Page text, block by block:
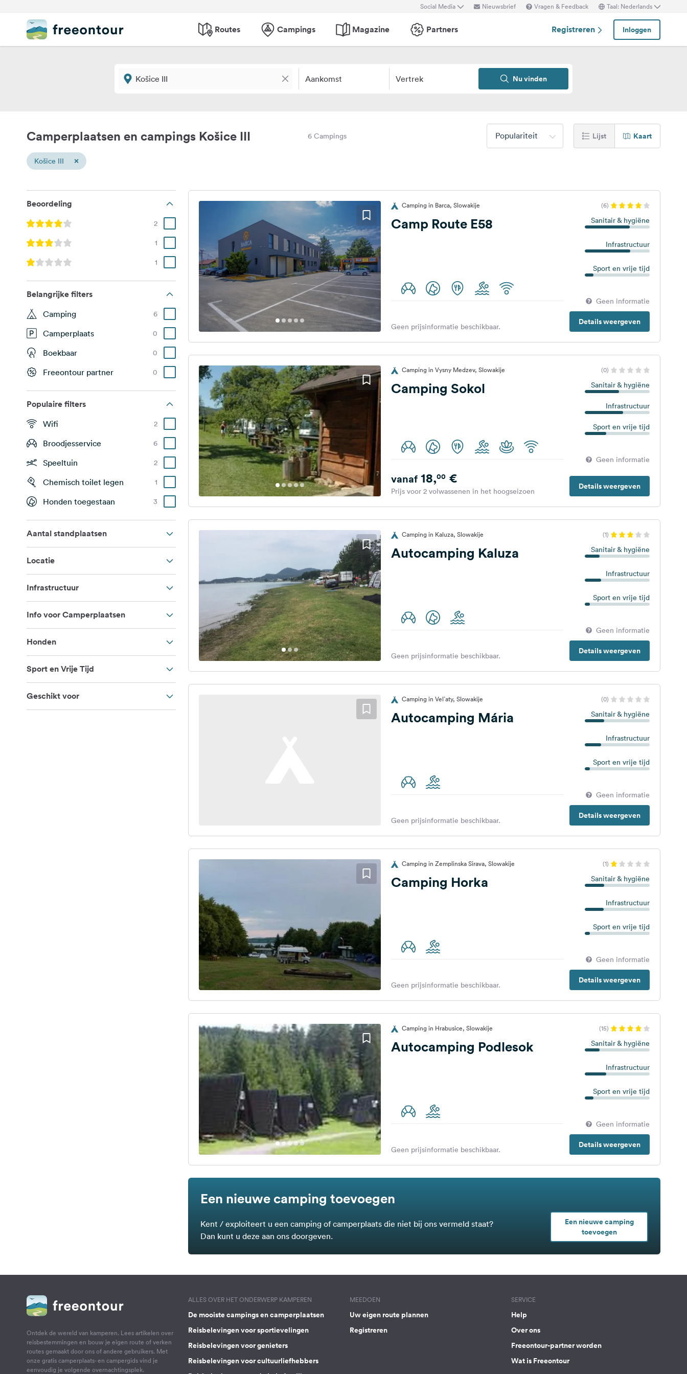
Social Media Nieuwsbrief Vragen & Feedback Taal: Nederlands
Routes Campings Magazine Partners Registreren Inloggen
Aankomst Vertrek Nu vinden
Camperplaatsen en campings Košice III 6 Campings Populariteit Lijst Kaart
Košice III ×
Beoordeling
2
1
1
Belangrijke filters
Camping 6
Camperplaats 0
Boekbaar 0
Freeontour partner 0
Populaire filters
Wifi 2
Broodjesservice 6
Speeltuin 2
Chemisch toilet legen 1
Honden toegestaan 3
Aantal standplaatsen
Locatie
Infrastructuur
Info voor Camperplaatsen
Honden
Sport en Vrije Tijd
Geschikt voor
Camping in Barca, Slowakije (6)
Camp Route E58 Sanitair & hygiëne
Infrastructuur
Sport en vrije tijd
Geen informatie
Details weergeven
Geen prijsinformatie beschikbaar.
Camping in Vysny Medzev, Slowakije (0)
Camping Sokol Sanitair & hygiëne
Infrastructuur
Sport en vrije tijd
Geen informatie
Details weergeven
vanaf18,00€
Prijs voor 2 volwassenen in het hoogseizoen
Camping in Kaluza, Slowakije (1)
Autocamping Kaluza Sanitair & hygiëne
Infrastructuur
Sport en vrije tijd
Geen informatie
Details weergeven
Geen prijsinformatie beschikbaar.
Camping in Vel`aty, Slowakije (0)
Autocamping Mária Sanitair & hygiëne
Infrastructuur
Sport en vrije tijd
Geen informatie
Details weergeven
Geen prijsinformatie beschikbaar.
Camping in Zemplinska Sirava, Slowakije (1)
Camping Horka Sanitair & hygiëne
Infrastructuur
Sport en vrije tijd
Geen informatie
Details weergeven
Geen prijsinformatie beschikbaar.
Camping in Hrabusice, Slowakije (15)
Autocamping Podlesok Sanitair & hygiëne
Infrastructuur
Sport en vrije tijd
Geen informatie
Details weergeven
Geen prijsinformatie beschikbaar.
Een nieuwe camping toevoegen
Kent / exploiteert u een camping of camperplaats die niet bij ons vermeld staat?
Dan kunt u deze aan ons doorgeven.
Een nieuwe camping
toevoegen
Ontdek de wereld van kamperen. Lees artikelen over
reisbestemmingen en bouw je eigen route of verken
routes gemaakt door ons of andere gebruikers. Met
onze gratis camperplaats- en campergids vind je
eenvoudig je volgende overnachtingsplek.
ALLES OVER HET ONDERWERP KAMPEREN
De mooiste campings en camperplaatsen
Reisbelevingen voor sportievelingen
Reisbelevingen voor genieters
Reisbelevingen voor cultuurliefhebbers
MEEDOEN
Uw eigen route plannen
Registreren
SERVICE
Help
Over ons
Freeontour-partner worden
Wat is Freeontour